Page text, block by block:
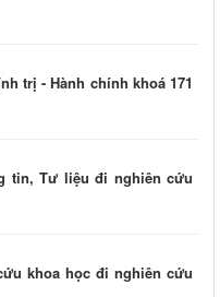
trị - Hành chính khoá 171
tin, Tư liệu đi nghiên cứu
khoa học đi nghiên cứu